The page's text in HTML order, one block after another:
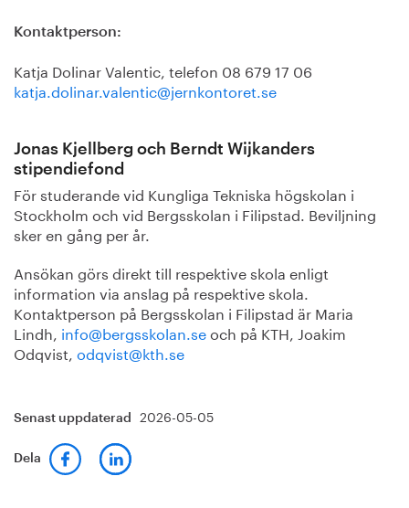
Kontaktperson:
Katja Dolinar Valentic, telefon 08 679 17 06
katja.dolinar.valentic@jernkontoret.se
Jonas Kjellberg och Berndt Wijkanders
stipendiefond
För studerande vid Kungliga Tekniska högskolan i
Stockholm och vid Bergsskolan i Filipstad. Beviljning
sker en gång per år.
Ansökan görs direkt till respektive skola enligt
information via anslag på respektive skola.
Kontaktperson på Bergsskolan i Filipstad är Maria
Lindh, info@bergsskolan.seoch på KTH, Joakim
Odqvist, odqvist@kth.se
Senast uppdaterad 2026-05-05
Dela